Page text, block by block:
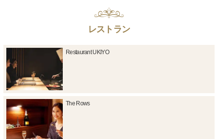
レストラン
Restaurant UKIYO
The Rows